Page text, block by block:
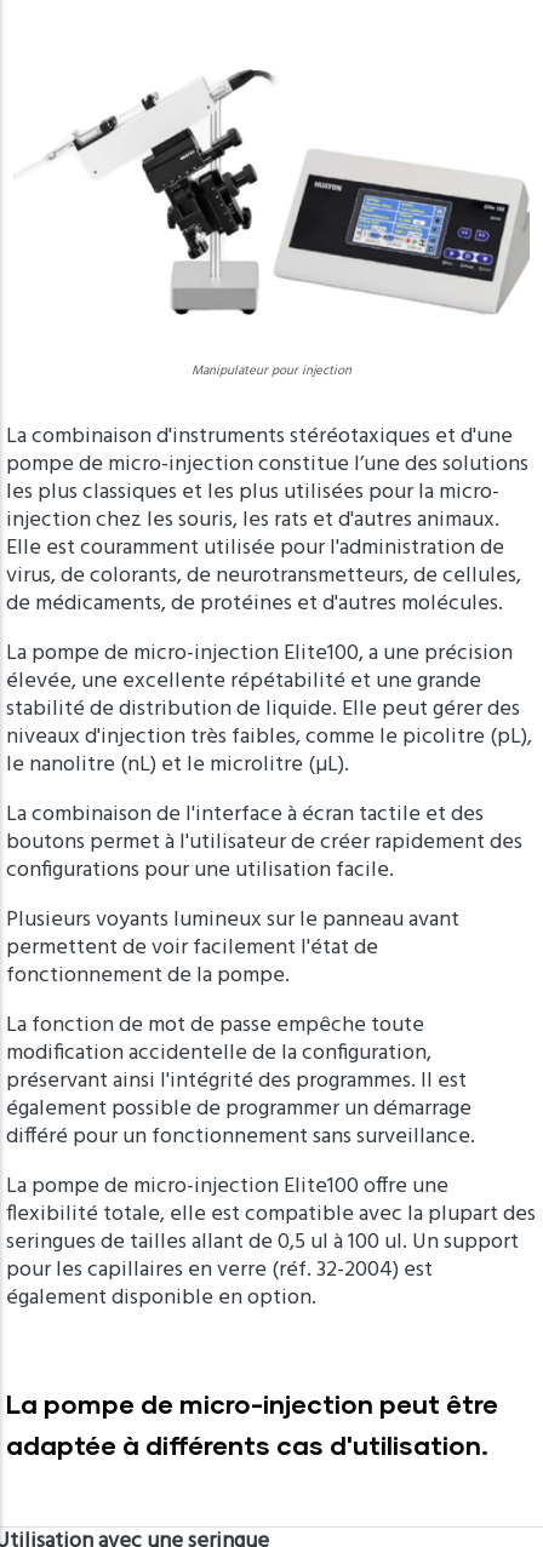
Manipulateur pour injection
La combinaison d'instruments stéréotaxiques et d'une
pompe de micro-injection constitue l’une des solutions
les plus classiques et les plus utilisées pour la micro-
injection chez les souris, les rats et d'autres animaux.
Elle est couramment utilisée pour l'administration de
virus, de colorants, de neurotransmetteurs, de cellules,
de médicaments, de protéines et d'autres molécules.
La pompe de micro-injection Elite100, a une précision
élevée, une excellente répétabilité et une grande
stabilité de distribution de liquide. Elle peut gérer des
niveaux d'injection très faibles, comme le picolitre (pL),
le nanolitre (nL) et le microlitre (µL).
La combinaison de l'interface à écran tactile et des
boutons permet à l'utilisateur de créer rapidement des
configurations pour une utilisation facile.
Plusieurs voyants lumineux sur le panneau avant
permettent de voir facilement l'état de
fonctionnement de la pompe.
La fonction de mot de passe empêche toute
modification accidentelle de la configuration,
préservant ainsi l'intégrité des programmes. Il est
également possible de programmer un démarrage
différé pour un fonctionnement sans surveillance.
La pompe de micro-injection Elite100 offre une
flexibilité totale, elle est compatible avec la plupart des
seringues de tailles allant de 0,5 ul à 100 ul. Un support
pour les capillaires en verre (réf. 32-2004) est
également disponible en option.
La pompe de micro-injection peut être
adaptée à différents cas d'utilisation.